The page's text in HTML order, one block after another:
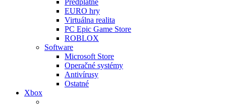
Predplatné
EURO hry
Virtuálna realita
PC Epic Game Store
ROBLOX
Software
Microsoft Store
Operačné systémy
Antivírusy
Ostatné
Xbox